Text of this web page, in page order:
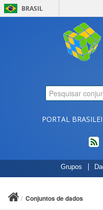
BRASIL
PORTAL
feed
Grupos
Conjuntos de dados